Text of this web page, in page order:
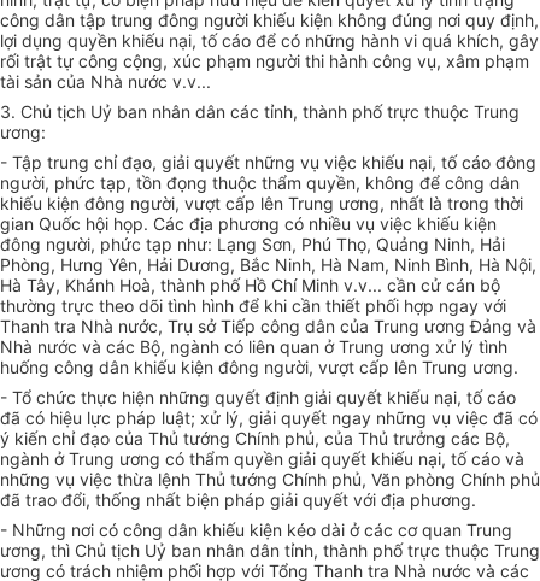
công dân tập trung đông người khiếu kiện không đúng nơi quy định,
lợi dụng quyền khiếu nại, tố cáo để có những hành vi quá khích, gây
rối trật tự công cộng, xúc phạm người thi hành công vụ, xâm phạm
tài sản của Nhà nước v.v...
3. Chủ tịch Uỷ ban nhân dân các tỉnh, thành phố trực thuộc Trung
ương:
- Tập trung chỉ đạo, giải quyết những vụ việc khiếu nại, tố cáo đông
người, phức tạp, tồn đọng thuộc thẩm quyền, không để công dân
khiếu kiện đông người, vượt cấp lên Trung ương, nhất là trong thời
gian Quốc hội họp. Các địa phương có nhiều vụ việc khiếu kiện
đông người, phức tạp như: Lạng Sơn, Phú Thọ, Quảng Ninh, Hải
Phòng, Hưng Yên, Hải Dương, Bắc Ninh, Hà Nam, Ninh Bình, Hà Nội,
Hà Tây, Khánh Hoà, thành phố Hồ Chí Minh v.v... cần cử cán bộ
thường trực theo dõi tình hình để khi cần thiết phối hợp ngay với
Thanh tra Nhà nước, Trụ sở Tiếp công dân của Trung ương Đảng và
Nhà nước và các Bộ, ngành có liên quan ở Trung ương xử lý tình
huống công dân khiếu kiện đông người, vượt cấp lên Trung ương.
- Tổ chức thực hiện những quyết định giải quyết khiếu nại, tố cáo
đã có hiệu lực pháp luật; xử lý, giải quyết ngay những vụ việc đã có
ý kiến chỉ đạo của Thủ tướng Chính phủ, của Thủ trưởng các Bộ,
ngành ở Trung ương có thẩm quyền giải quyết khiếu nại, tố cáo và
những vụ việc thừa lệnh Thủ tướng Chính phủ, Văn phòng Chính phủ
đã trao đổi, thống nhất biện pháp giải quyết với địa phương.
- Những nơi có công dân khiếu kiện kéo dài ở các cơ quan Trung
ương, thì Chủ tịch Uỷ ban nhân dân tỉnh, thành phố trực thuộc Trung
ương có trách nhiệm phối hợp với Tổng Thanh tra Nhà nước và các